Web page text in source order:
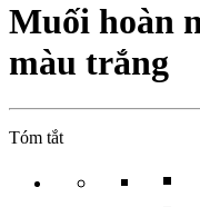
Muối hoàn
màu trắng
Tóm tắt